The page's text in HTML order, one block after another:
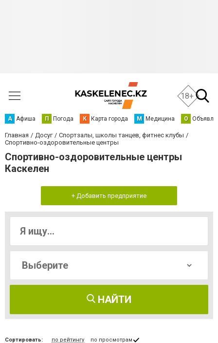
18+
А Афиша П Погода К Карта города М Медицина О
Главная Досуг
Спортзалы, школы танцев, фитнес клубы
Спортивно-оздоровительные центры
Спортивно-оздоровительные центры
Каскелен
+ Добавить предприятие
НАЙТИ
Сортировать: по рейтингу по просмотрам